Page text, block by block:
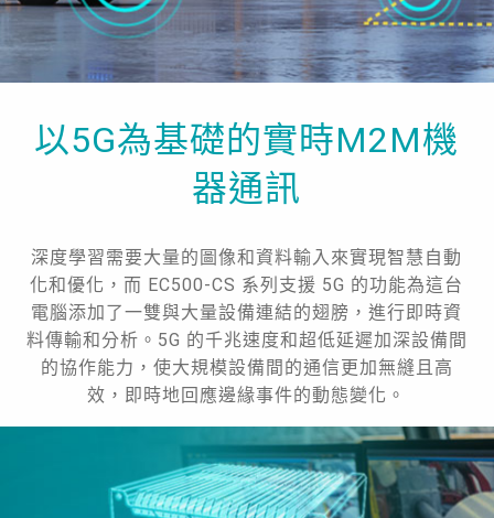
以5G為基礎的實時M2M機
器通訊
深度學習需要大量的圖像和資料輸入來實現智慧自動
化和優化，而 EC500-CS 系列支援 5G 的功能為這台
電腦添加了一雙與大量設備連結的翅膀，進行即時資
料傳輸和分析。5G 的千兆速度和超低延遲加深設備間
的協作能力，使大規模設備間的通信更加無縫且高
效，即時地回應邊緣事件的動態變化。